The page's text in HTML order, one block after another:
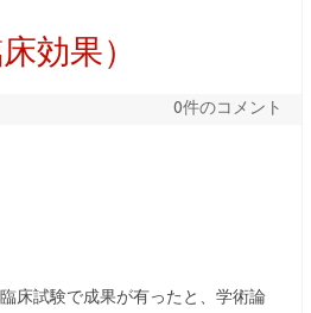
効果）
0件のコメント
床試験で成果が有ったと、学術論